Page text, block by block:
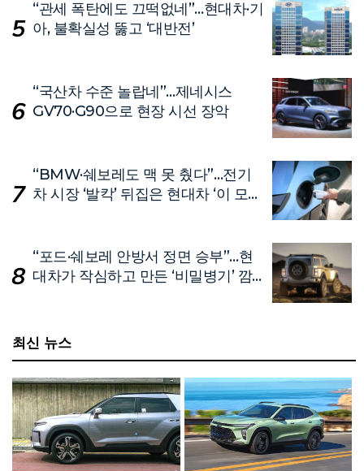
“관세 폭탄에도 끄떡없네”…현대차·기
아, 불확실성 뚫고 ‘대반전’
“국산차 수준 놀랍네”…제네시스
GV70·G90으로 현장 시선 장악
“BMW·쉐보레도 맥 못 췄다”…전기
차 시장 ‘발칵’ 뒤집은 현대차 ‘이 모
“포드·쉐보레 안방서 정면 승부”…현
대차가 작심하고 만든 ‘비밀병기’ 깜
최신 뉴스